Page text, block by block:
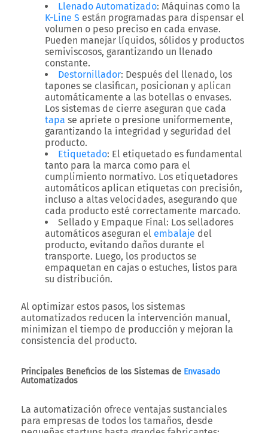
Llenado Automatizado: Máquinas como la
K-Line S están programadas para dispensar el
volumen o peso preciso en cada envase.
Pueden manejar líquidos, sólidos y productos
semiviscosos, garantizando un llenado
constante.
Destornillador: Después del llenado, los
tapones se clasifican, posicionan y aplican
automáticamente a las botellas o envases.
Los sistemas de cierre aseguran que cada
tapa se apriete o presione uniformemente,
garantizando la integridad y seguridad del
producto.
Etiquetado: El etiquetado es fundamental
tanto para la marca como para el
cumplimiento normativo. Los etiquetadores
automáticos aplican etiquetas con precisión,
incluso a altas velocidades, asegurando que
cada producto esté correctamente marcado.
Sellado y Empaque Final: Los selladores
automáticos aseguran el embalaje del
producto, evitando daños durante el
transporte. Luego, los productos se
empaquetan en cajas o estuches, listos para
su distribución.
Al optimizar estos pasos, los sistemas
automatizados reducen la intervención manual,
minimizan el tiempo de producción y mejoran la
consistencia del producto.
Principales Beneficios de los Sistemas de Envasado
Automatizados
La automatización ofrece ventajas sustanciales
para empresas de todos los tamaños, desde